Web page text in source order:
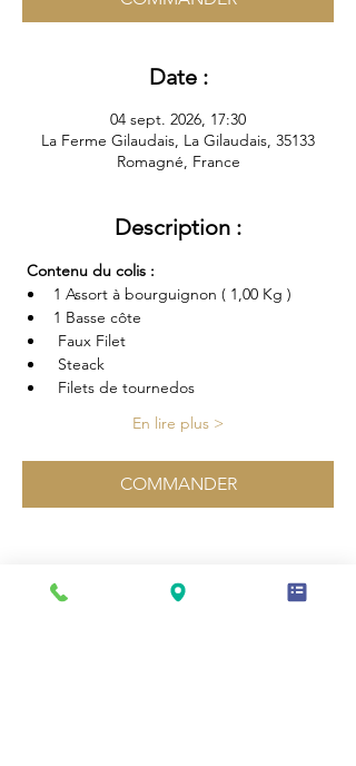
Date :
04 sept. 2026, 17:30
La Ferme Gilaudais, La Gilaudais, 35133
Romagné, France
Description :
Contenu du colis :
1 Assort à bourguignon ( 1,00 Kg )
1 Basse côte
Faux Filet
Steack
Filets de tournedos
En lire plus >
COMMANDER